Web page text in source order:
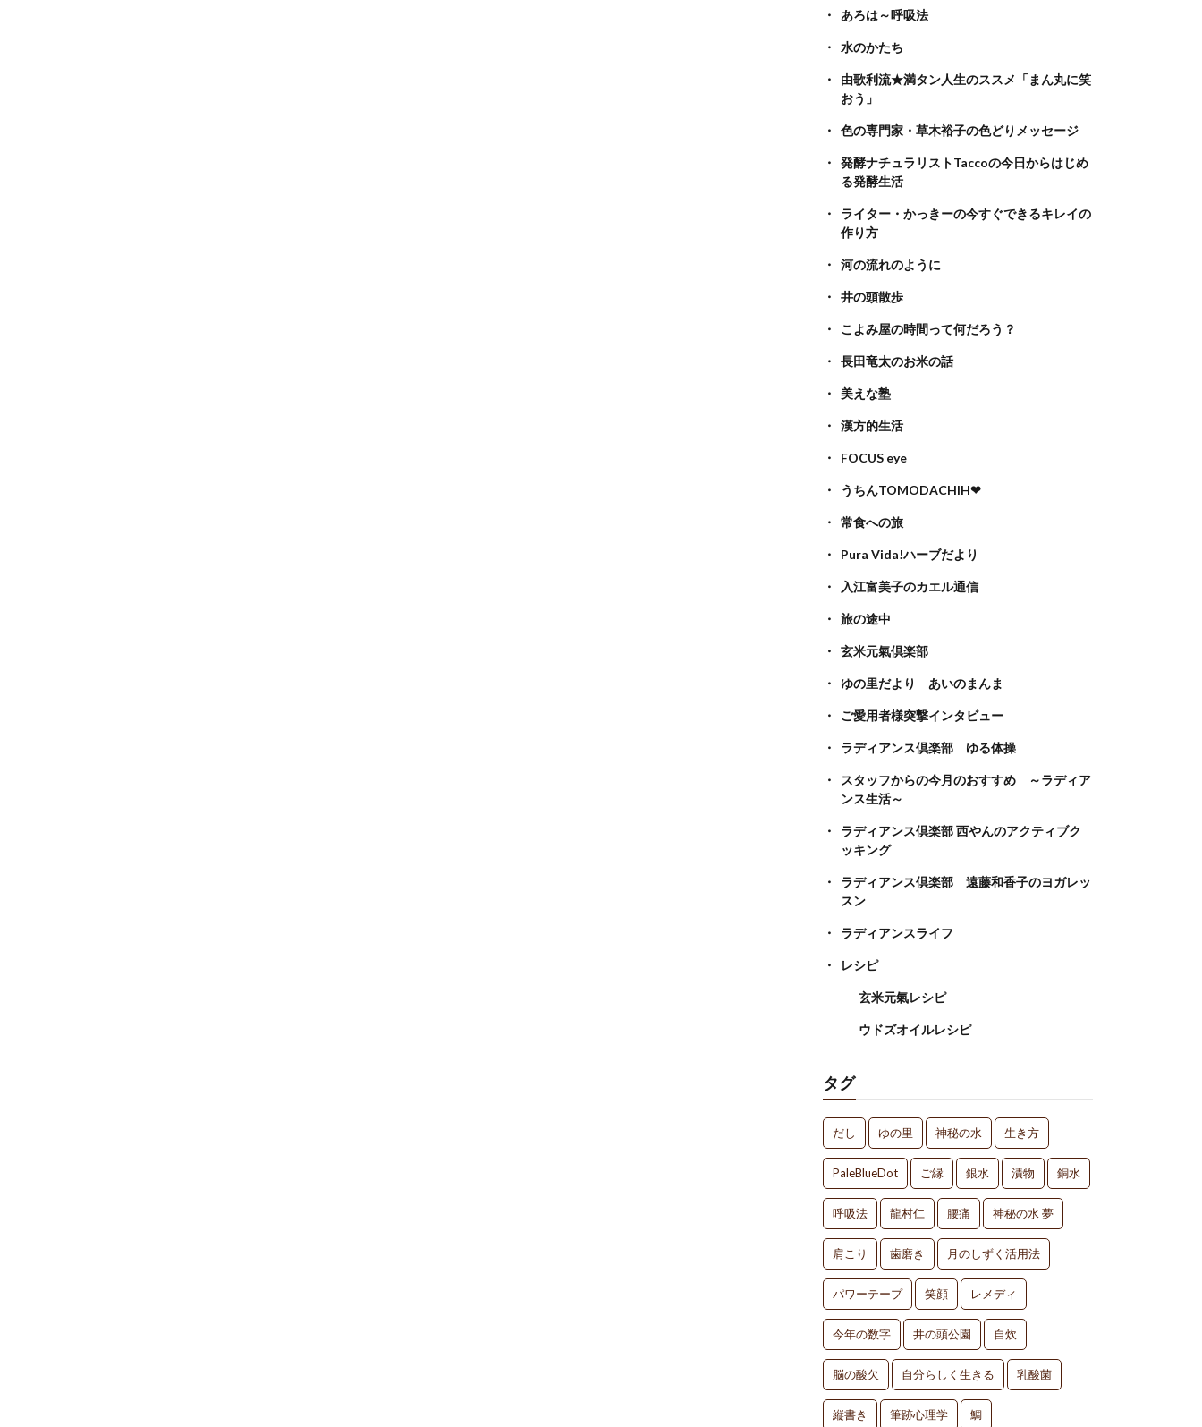
あろは～呼吸法
水のかたち
由歌利流★満タン人生のススメ「まん丸に笑
おう」
色の専門家・草木裕子の色どりメッセージ
発酵ナチュラリストTaccoの今日からはじめ
る発酵生活
ライター・かっきーの今すぐできるキレイの
作り方
河の流れのように
井の頭散歩
こよみ屋の時間って何だろう？
長田竜太のお米の話
美えな塾
漢方的生活
FOCUS eye
うちんTOMODACHIH❤
常食への旅
Pura Vida!ハーブだより
入江富美子のカエル通信
旅の途中
玄米元氣倶楽部
ゆの里だより あいのまんま
ご愛用者様突撃インタビュー
ラディアンス倶楽部 ゆる体操
スタッフからの今月のおすすめ ～ラディア
ンス生活～
ラディアンス倶楽部 西やんのアクティブク
ッキング
ラディアンス倶楽部 遠藤和香子のヨガレッ
スン
ラディアンスライフ
レシピ
玄米元氣レシピ
ウドズオイルレシピ
タグ
だし ゆの里 神秘の水 生き方
PaleBlueDot ご縁 銀水 漬物 銅水
呼吸法 龍村仁 腰痛 神秘の水 夢
肩こり 歯磨き 月のしずく活用法
パワーテープ 笑顔 レメディ
今年の数字 井の頭公園 自炊
脳の酸欠 自分らしく生きる 乳酸菌
縦書き 筆跡心理学 鯛